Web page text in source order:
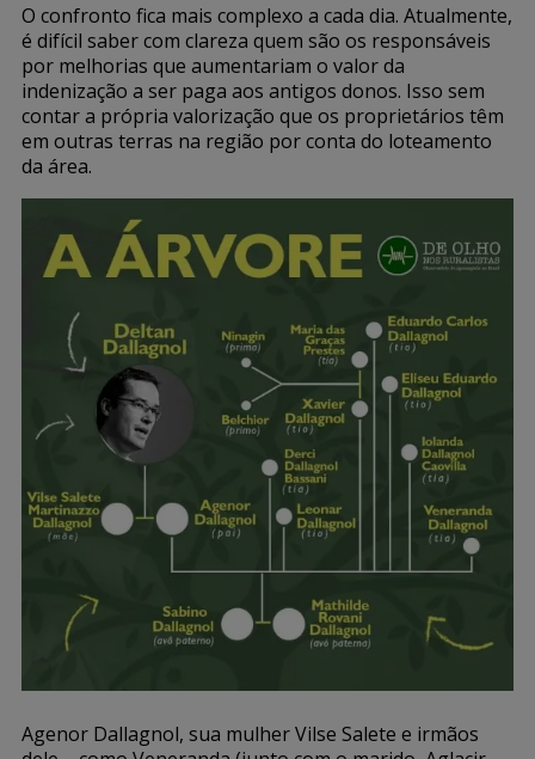
O confronto fica mais complexo a cada dia. Atualmente,
é difícil saber com clareza quem são os responsáveis
por melhorias que aumentariam o valor da
indenização a ser paga aos antigos donos. Isso sem
contar a própria valorização que os proprietários têm
em outras terras na região por conta do loteamento
da área.
Agenor Dallagnol, sua mulher Vilse Salete e irmãos